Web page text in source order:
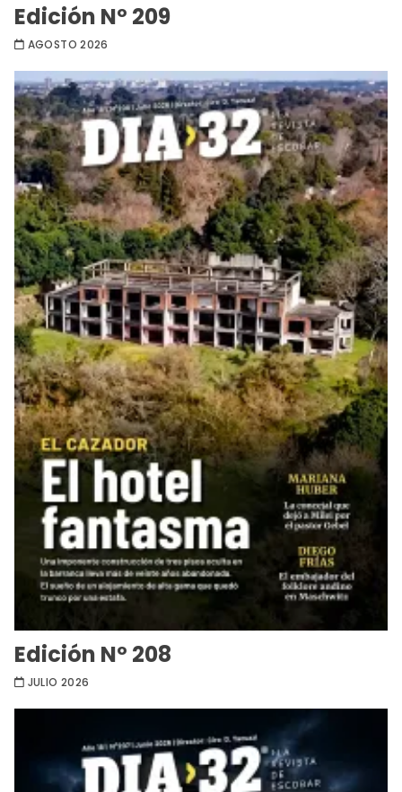
Edición Nº 209
AGOSTO 2026
Edición Nº 208
JULIO 2026